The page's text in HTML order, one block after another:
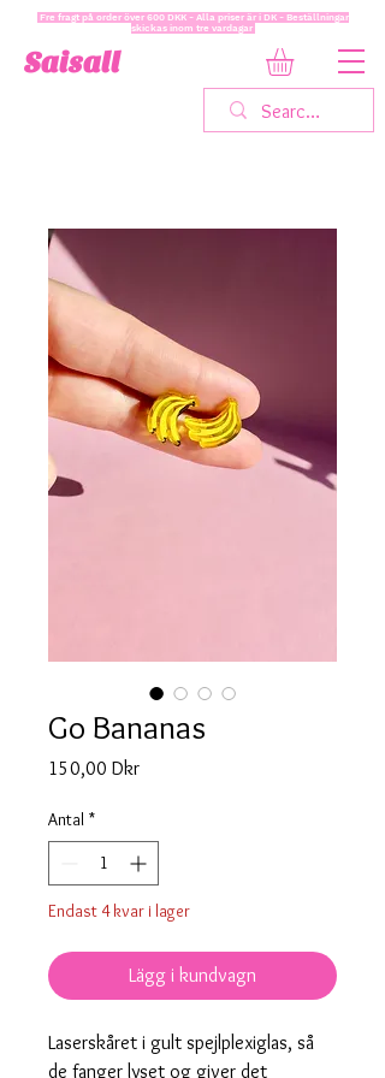
Saisall
Fre fragt på order över 600 DKK - Alla priser är i DK - Beställningar
skickas inom tre vardagar
Go Bananas
150,00 DkrPris
Antal *
Endast 4 kvar i lager
Lägg i kundvagn
Laserskåret i gult spejlplexiglas, så
de fanger lyset og giver det